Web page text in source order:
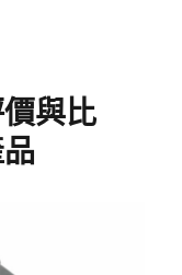
與比